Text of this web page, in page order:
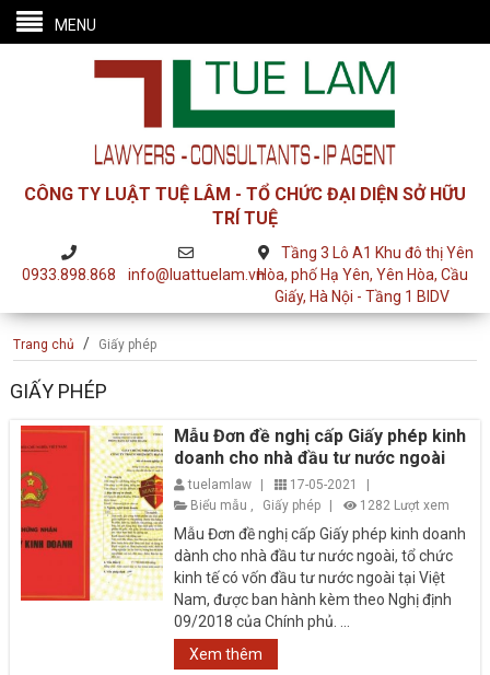
MENU
CÔNG TY LUẬT TUỆ LÂM - TỔ CHỨC ĐẠI DIỆN SỞ HỮU
TRÍ TUỆ
0933.898.868 info@luattuelam.vn
Tầng 3 Lô A1 Khu đô thị Yên
Hòa, phố Hạ Yên, Yên Hòa, Cầu
Giấy, Hà Nội - Tầng 1 BIDV
Trang chủ / Giấy phép
GIẤY PHÉP
Mẫu Đơn đề nghị cấp Giấy phép kinh
doanh cho nhà đầu tư nước ngoài
tuelamlaw | 17-05-2021
|
Biểu mẫu
Giấy phép | 1282 Lượt xem
Mẫu Đơn đề nghị cấp Giấy phép kinh doanh
dành cho nhà đầu tư nước ngoài, tổ chức
kinh tế có vốn đầu tư nước ngoài tại Việt
Nam, được ban hành kèm theo Nghị định
09/2018 của Chính phủ. ...
Xem thêm